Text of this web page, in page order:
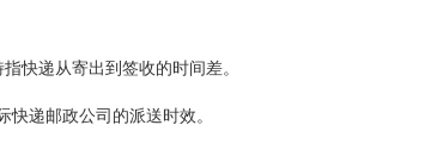
快递从寄出到签收的时间差。
递邮政公司的派送时效。